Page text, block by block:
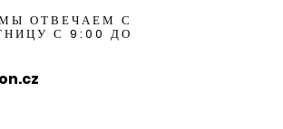
ОТВЕЧАЕМ С
С 9:00 ДО